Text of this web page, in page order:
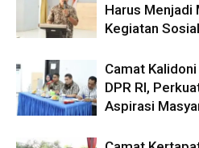
Harus Menjadi
Kegiatan
Camat
DPR RI,
Aspirasi